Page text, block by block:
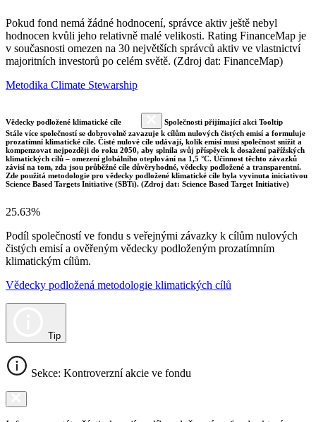
Pokud fond nemá žádné hodnocení, správce aktiv ještě nebyl
hodnocen kvůli jeho relativně malé velikosti. Rating FinanceMap je
v současnosti omezen na 30 největších správců aktiv ve vlastnictví
majoritních investorů po celém světě. (Zdroj dat: FinanceMap)
Metodika Climate Stewarship
Vědecky podložené klimatické cíle
Společnosti přijímající akci Tooltip
Stále více společností se dobrovolně zavazuje k cílům nulových čistých emisí a formuluje
prozatímní klimatické cíle. Čisté nulové cíle udávají, kolik emisí musí společnost snížit a
kompenzovat nejpozději do roku 2050, aby splnila svůj příspěvek k dosažení pařížských
klimatických cílů – omezení globálního oteplování na 1,5 °C. Účinnost těchto závazků
závisí na tom, zda jsou průběžné cíle důvěryhodné, vědecky podložené a transparentní.
Zde použitá metodologie pro vědecky podložené klimatické cíle byla vyvinuta iniciativou
Science Based Targets Initiative (SBTi). (Zdroj dat: Science Based Target Initiative)
25.63%
Podíl společností ve fondu s veřejnými závazky k cílům nulových
čistých emisí a ověřeným vědecky podloženým prozatímním
klimatickým cílům.
Vědecky podložená metodologie klimatických cílů
Tip
Sekce: Kontroverzní akcie ve fondu